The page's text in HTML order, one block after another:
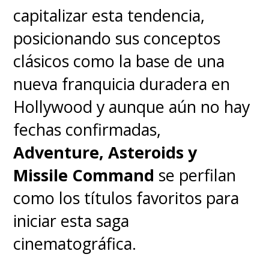
capitalizar esta tendencia,
posicionando sus conceptos
clásicos como la base de una
nueva franquicia duradera en
Hollywood y aunque aún no hay
fechas confirmadas,
Adventure, Asteroids y
Missile Command se perfilan
como los títulos favoritos para
iniciar esta saga
cinematográfica.